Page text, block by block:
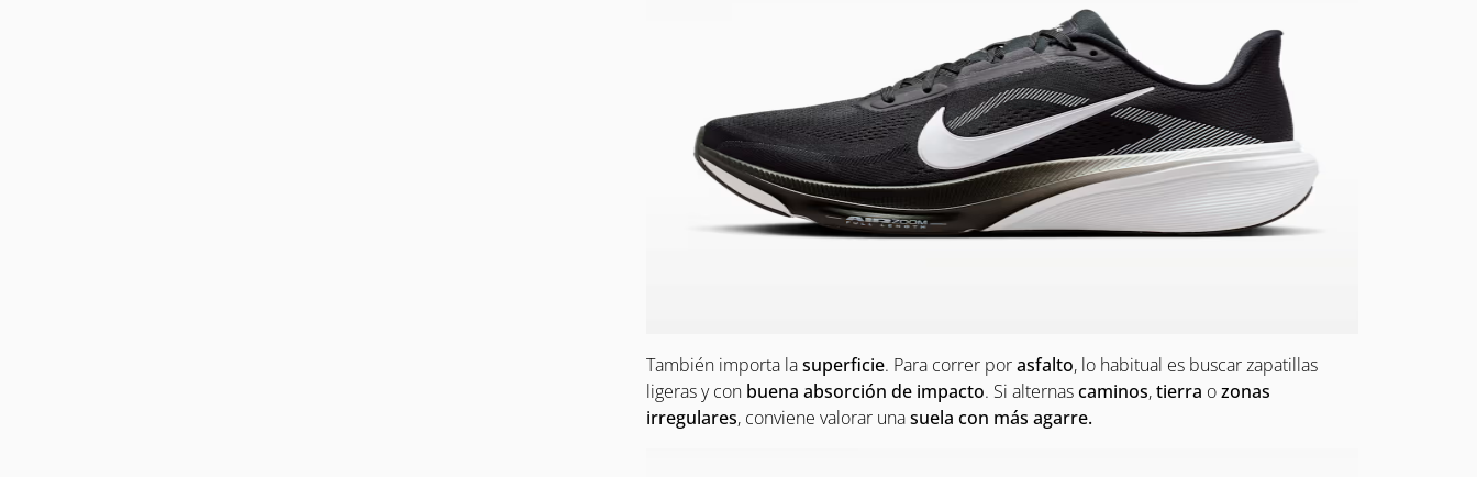
También importa lasuperficie. Para correr porasfalto, lo habitual es buscar zapatillas
ligeras y con buena absorción de impacto. Si alternascaminos,tierra ozonas
irregulares, conviene valorar unasuela con más agarre.